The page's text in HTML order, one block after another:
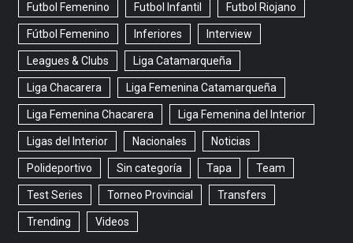
Futbol Femenino Futbol Infantil Futbol Riojano
Fútbol Femenino Inferiores Interview
Leagues & Clubs Liga Catamarqueña
Liga Chacarera Liga Femenina Catamarqueña
Liga Femenina Chacarera Liga Femenina del Interior
Ligas del Interior Nacionales Noticias
Polideportivo Sin categoría Tapa Team
Test Series Torneo Provincial Transfers
Trending Videos